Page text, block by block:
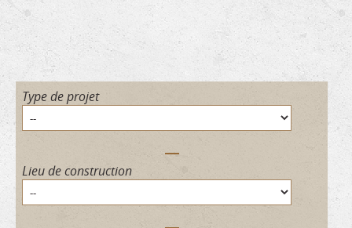
Type de projet
Lieu de construction